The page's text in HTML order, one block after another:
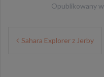
Opublikowany w
Nawigacja
Sahara Explorer z Jerby